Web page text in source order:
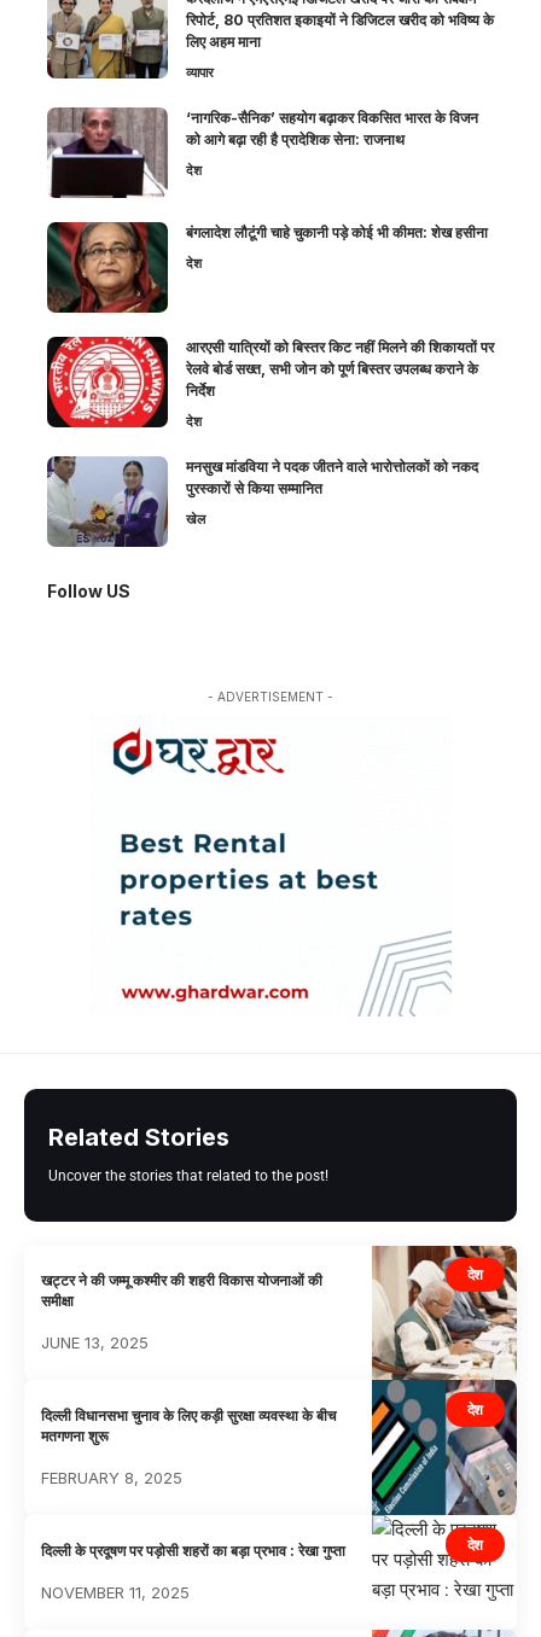
रिपोर्ट, 80 प्रतिशत इकाइयों ने डिजिटल खरीद को भविष्य के
लिए अहम माना
व्यापार
‘नागरिक-सैनिक’ सहयोग बढ़ाकर विकसित भारत के विजन
को आगे बढ़ा रही है प्रादेशिक सेना: राजनाथ
देश
बंगलादेश लौटूंगी चाहे चुकानी पड़े कोई भी कीमत: शेख हसीना
देश
आरएसी यात्रियों को बिस्तर किट नहीं मिलने की शिकायतों पर
रेलवे बोर्ड सख्त, सभी जोन को पूर्ण बिस्तर उपलब्ध कराने के
निर्देश
देश
मनसुख मांडविया ने पदक जीतने वाले भारोत्तोलकों को नकद
पुरस्कारों से किया सम्मानित
खेल
Follow US
- ADVERTISEMENT -
Related Stories
Uncover the stories that related to the post!
देश
खट्टर ने की जम्मू कश्मीर की शहरी विकास योजनाओं की
समीक्षा
JUNE 13, 2025
देश
दिल्ली विधानसभा चुनाव के लिए कड़ी सुरक्षा व्यवस्था के बीच
मतगणना शुरू
FEBRUARY 8, 2025
देश
दिल्ली के प्रदूषण पर पड़ोसी शहरों का बड़ा प्रभाव : रेखा गुप्ता
NOVEMBER 11, 2025